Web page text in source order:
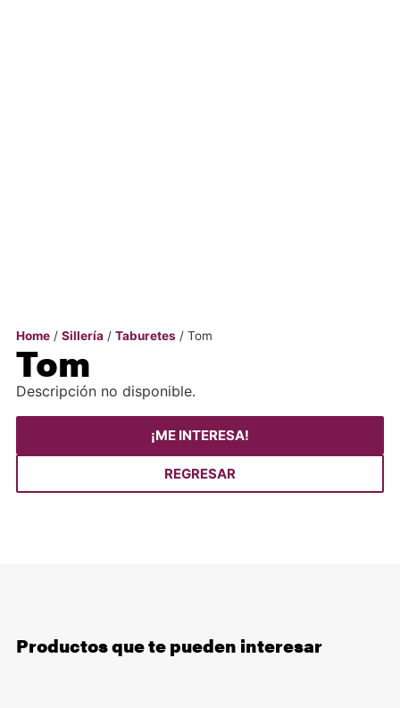
Home/ Sillería / Taburetes / Tom
Tom
Descripción no disponible.
¡ME INTERESA!
REGRESAR
Productos que te pueden interesar